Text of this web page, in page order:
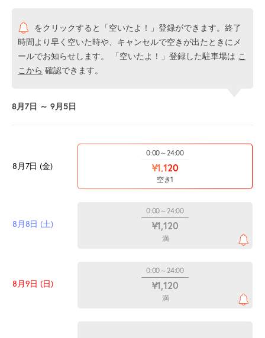
をクリックすると「空いたよ！」登録ができます。終了
時間より早く空いた時や、キャンセルで空きが出たときにメ
ールでお知らせします。 「空いたよ！」登録した駐車場は こ
こから 確認できます。
8月7日 ～ 9月5日
8月7日 (金)
0:00～24:00
¥1,120
空き1
8月8日 (土)
0:00～24:00
¥1,120
満
8月9日 (日)
0:00～24:00
¥1,120
満